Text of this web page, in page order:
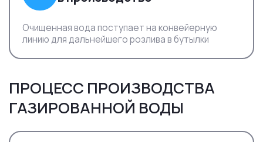
Очищенная вода поступает на конвейерную
линию для дальнейшего розлива в бутылки
ПРОЦЕСС ПРОИЗВОДСТВА
ГАЗИРОВАННОЙ ВОДЫ